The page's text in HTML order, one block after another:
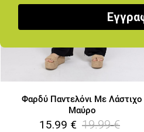
Φαρδύ Παντελόνι Με Λάστιχο
Μαύρο
15.99 € 19.99 €